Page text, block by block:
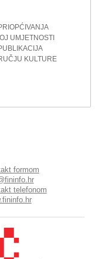
UMJETNOSTI
KULTURE
formom
telefonom